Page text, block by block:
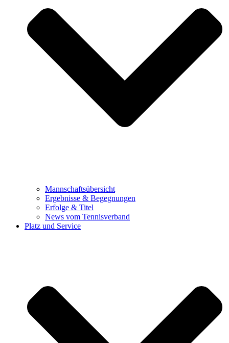
Mannschaftsübersicht
Ergebnisse & Begegnungen
Erfolge & Titel
News vom Tennisverband
Platz und Service